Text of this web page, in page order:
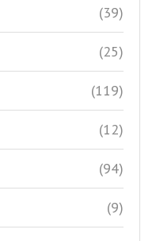
(39)
(25)
(119)
(12)
(94)
(9)